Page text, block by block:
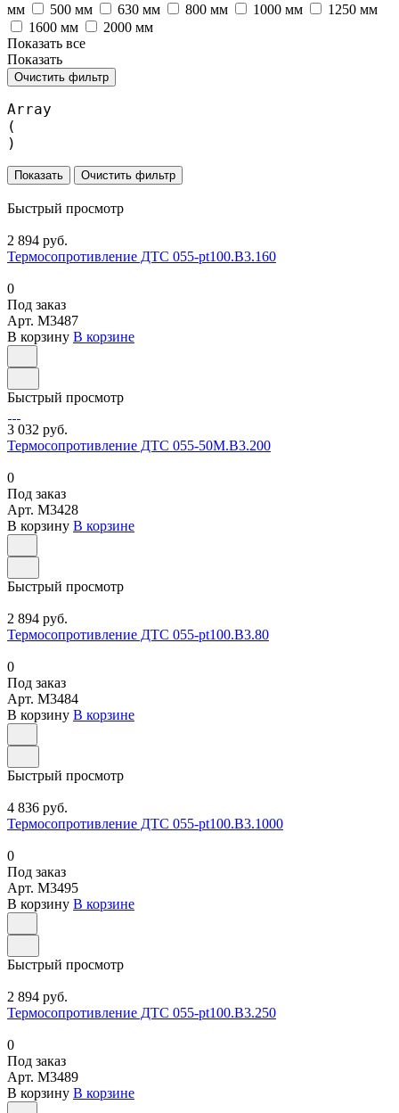
мм
500 мм 630 мм 800 мм 1000 мм
1250 мм
1600 мм
2000 мм
Показать все
Показать
Очистить фильтр
Array
(
Очистить фильтр
Быстрый просмотр
2 894 руб.
Термосопротивление ДТС 055-pt100.В3.160
0
Под заказ
Арт. M3487
В корзину В корзине
Быстрый просмотр
3 032 руб.
Термосопротивление ДТС 055-50М.В3.200
0
Под заказ
Арт. M3428
В корзину В корзине
Быстрый просмотр
2 894 руб.
Термосопротивление ДТС 055-pt100.В3.80
0
Под заказ
Арт. M3484
В корзину В корзине
Быстрый просмотр
4 836 руб.
Термосопротивление ДТС 055-pt100.В3.1000
0
Под заказ
Арт. M3495
В корзину В корзине
Быстрый просмотр
2 894 руб.
Термосопротивление ДТС 055-pt100.В3.250
0
Под заказ
Арт. M3489
В корзину В корзине